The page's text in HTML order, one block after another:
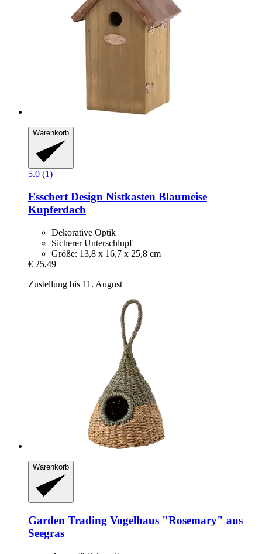
Warenkorb
5.0 (1)
Esschert Design Nistkasten Blaumeise
Kupferdach
Dekorative Optik
Sicherer Unterschlupf
Größe: 13,8 x 16,7 x 25,8 cm
€ 25,49
Zustellung bis 11. August
Warenkorb
Garden Trading Vogelhaus "Rosemary" aus
Seegras